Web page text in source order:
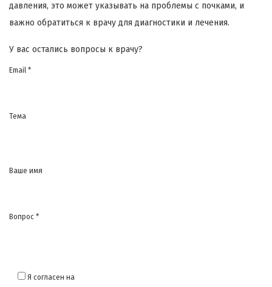
давления, это может указывать на проблемы с почками, и
важно обратиться к врачу для диагностики и лечения.
У вас остались вопросы к врачу?
Email *
Тема
Ваше имя
Вопрос *
Я согласен на